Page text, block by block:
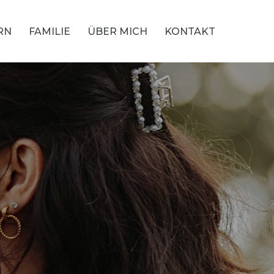
FAMILIE ÜBER MICH KONTAKT